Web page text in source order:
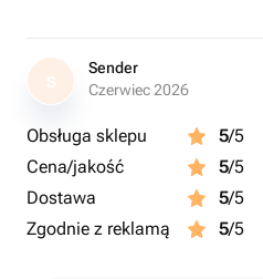
S
Sender
Czerwiec 2026
Obsługa sklepu 5/5
Cena/jakość
5/5
Dostawa
5/5
Zgodnie z reklamą
5/5